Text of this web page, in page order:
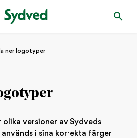
ner logotyper
olika versioner av Sydveds
i sina korrekta färger